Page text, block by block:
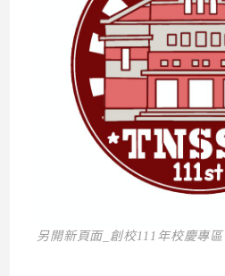
另開新頁面_創校111年校慶專區